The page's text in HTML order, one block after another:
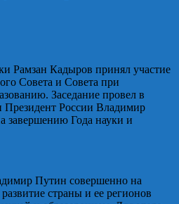
Рамзан Кадыров принял участие
Совета и Совета при
Заседание провел в
России Владимир
завершению Года науки и
Путин совершенно на
страны и ее регионов